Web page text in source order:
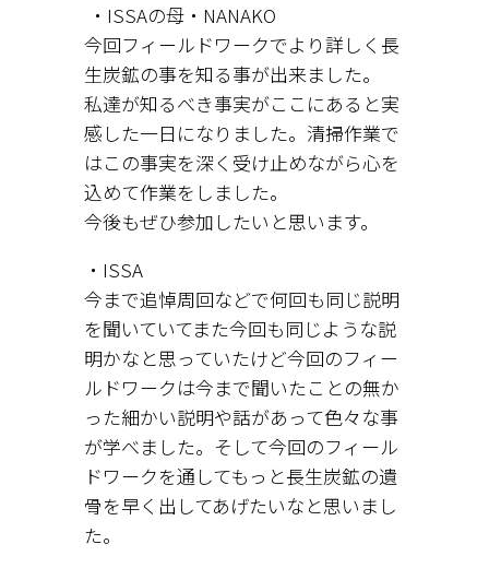
・ISSAの母・NANAKO
今回フィールドワークでより詳しく長
生炭鉱の事を知る事が出来ました。
私達が知るべき事実がここにあると実
感した一日になりました。清掃作業で
はこの事実を深く受け止めながら心を
込めて作業をしました。
今後もぜひ参加したいと思います。
・ISSA
今まで追悼周回などで何回も同じ説明
を聞いていてまた今回も同じような説
明かなと思っていたけど今回のフィー
ルドワークは今まで聞いたことの無か
った細かい説明や話があって色々な事
が学べました。そして今回のフィール
ドワークを通してもっと長生炭鉱の遺
骨を早く出してあげたいなと思いまし
た。